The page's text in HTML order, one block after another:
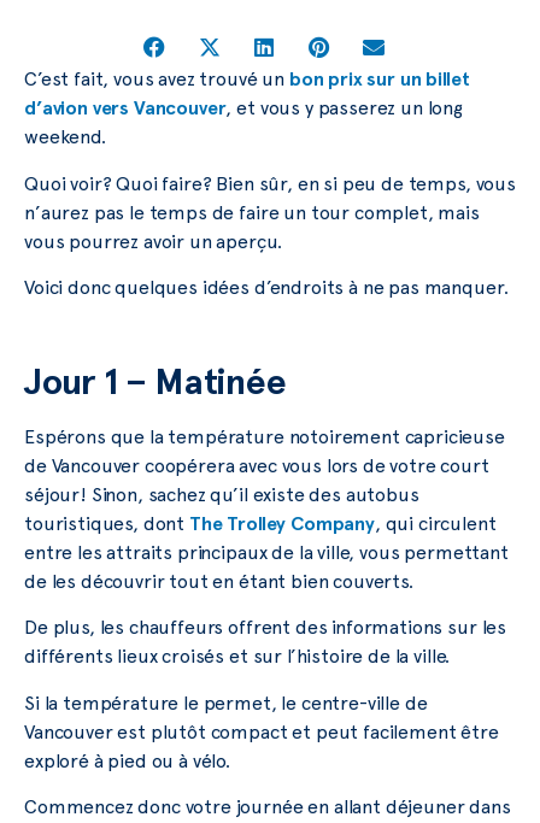
C’est fait, vous avez trouvé un bon prix sur un billet
d’avion vers Vancouver, et vous y passerez un long
weekend.
Quoi voir? Quoi faire? Bien sûr, en si peu de temps, vous
n’aurez pas le temps de faire un tour complet, mais
vous pourrez avoir un aperçu.
Voici donc quelques idées d’endroits à ne pas manquer.
Jour 1 – Matinée
Espérons que la température notoirement capricieuse
de Vancouver coopérera avec vous lors de votre court
séjour! Sinon, sachez qu’il existe des autobus
touristiques, dont The Trolley Company, qui circulent
entre les attraits principaux de la ville, vous permettant
de les découvrir tout en étant bien couverts.
De plus, les chauffeurs offrent des informations sur les
différents lieux croisés et sur l’histoire de la ville.
Si la température le permet, le centre-ville de
Vancouver est plutôt compact et peut facilement être
exploré à pied ou à vélo.
Commencez donc votre journée en allant déjeuner dans